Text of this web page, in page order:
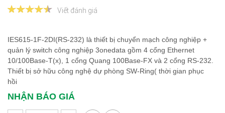
Viết đánh giá
IES615-1F-2DI(RS-232) là thiết bị chuyển mạch công nghiệp +
quản lý switch công nghiệp 3onedata gồm 4 cổng Ethernet
10/100Base-T(x), 1 cổng Quang 100Base-FX và 2 cổng RS-232.
Thiết bị sở hữu công nghệ dự phòng SW-Ring( thời gian phục
hồi
NHẬN BÁO GIÁ